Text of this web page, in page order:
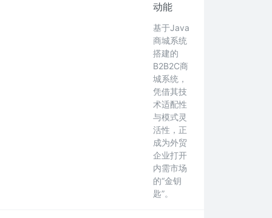
动能
基于Java
商城系统
搭建的
B2B2C商
城系统，
凭借其技
术适配性
与模式灵
活性，正
成为外贸
企业打开
内需市场
的“金钥
匙”。